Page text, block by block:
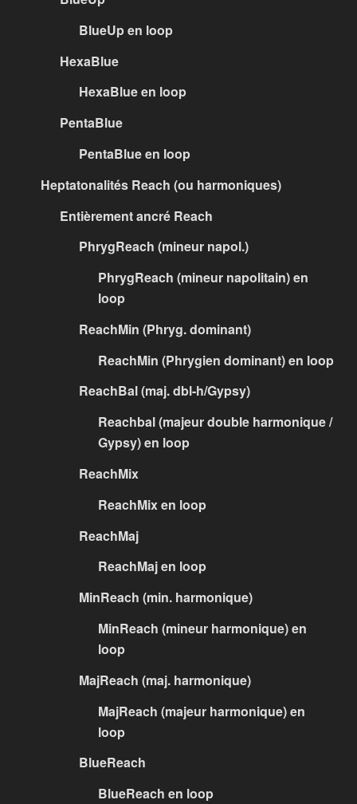
BlueUp en loop
HexaBlue
HexaBlue en loop
PentaBlue
PentaBlue en loop
Heptatonalités Reach (ou harmoniques)
Entièrement ancré Reach
PhrygReach (mineur napol.)
PhrygReach (mineur napolitain) en
loop
ReachMin (Phryg. dominant)
ReachMin (Phrygien dominant) en loop
ReachBal (maj. dbl-h/Gypsy)
Reachbal (majeur double harmonique /
Gypsy) en loop
ReachMix
ReachMix en loop
ReachMaj
ReachMaj en loop
MinReach (min. harmonique)
MinReach (mineur harmonique) en
loop
MajReach (maj. harmonique)
MajReach (majeur harmonique) en
loop
BlueReach
BlueReach en loop